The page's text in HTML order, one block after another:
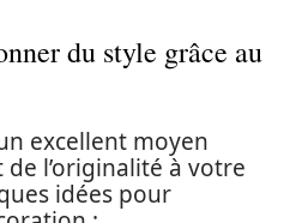
du style grâce au
excellent moyen
de l’originalité à votre
idées pour